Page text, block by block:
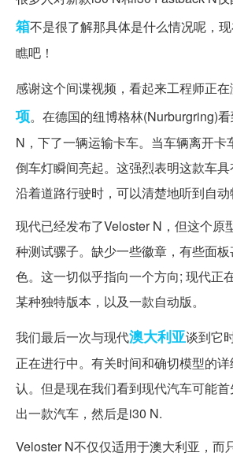
箱不是很了解那具体是什么情况呢，
瞧吧！
感谢这个间谍视频，看起来工程师正
项。在德国的纽博格林(Nurburgring)
N，下了一辆运输卡车。当车辆离开卡
倒车灯瞬间亮起。这强烈表明这款车
沿着道路行驶时，可以清楚地听到自动
现代已经发布了Veloster N，但这个原
种测试骡子。缺少一些徽章，有些面
色。这一切似乎指向一个方向; 现代正
某种独特版本，以及一款自动版。
我们最后一次与现代澳大利亚谈到它
正在进行中。有关时间和确切模型的
认。但是现在我们看到现代汽车可能
出一款汽车，然后是i30 N.
Veloster N不仅仅适用于澳大利亚，而